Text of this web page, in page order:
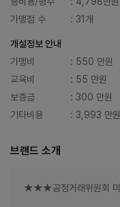
가맹점 수
: 31개
개설정보 안내
가맹비
: 550 만원
교육비
: 55 만원
보증금
: 300 만원
기타비용
: 3,993 만원
브랜드 소개
★★★공정거래위원회